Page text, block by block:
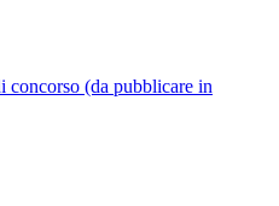
concorso (da pubblicare in